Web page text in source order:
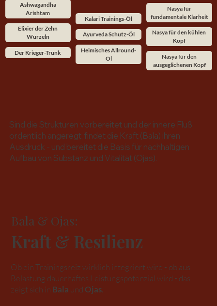
Ashwagandha
Arishtam
Elixier der Zehn
Wurzeln
Der Krieger-Trunk
Kalari Trainings-Öl
Ayurveda Schutz-Öl
Heimisches Allround-
Öl
Nasya für
fundamentale Klarheit
Nasya für den kühlen
Kopf
Nasya für den
ausgeglichenen Kopf
Sind die Strukturen vorbereitet und der innere Fluß
ordentlich angeregt, findet die Kraft (Bala) ihren
Ausdruck - und bereitet die Basis für nachhaltigen
Aufbau von Substanz und Vitalität (Ojas).
Bala & Ojas:
Kraft & Resilienz
Ob ein Trainingsreiz wirklich integriert wird - ob aus
Belastung dauerhaftes Leistungspotenzial wird - das
zeigt sich in Bala und Ojas.